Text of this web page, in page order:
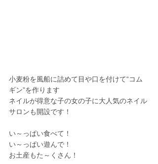
小麦粉を風船に詰めて目や口を付けて“コム
ギン”を作ります
ネイルが得意な子の女の子に大人気のネイル
サロンも開設です！
い～っぱい食べて！
い～っぱい遊んで！
お土産もた～くさん！